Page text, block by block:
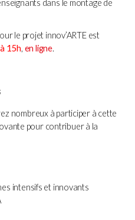
dans le montage de
le projet innov’ARTE est
15h, en ligne.
nombreux à participer à cette
pour contribuer à la
intensifs et innovants